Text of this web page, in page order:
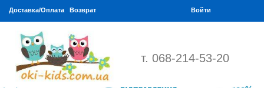
Доставка/Оплата Возврат Войти
т. 068-214-53-20